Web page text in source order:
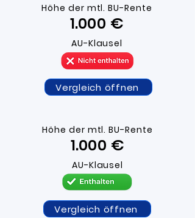
Höhe der mtl. BU-Rente
1.000 ​€
AU-Klausel
Vergleich öffnen
Höhe der mtl. BU-Rente
1.000 ​€
AU-Klausel
Vergleich öffnen